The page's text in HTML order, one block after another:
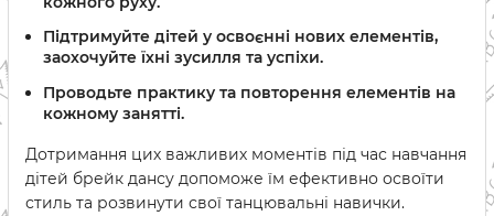
Підтримуйте дітей у освоєнні нових елементів,
заохочуйте їхні зусилля та успіхи.
Проводьте практику та повторення елементів на
кожному занятті.
Дотримання цих важливих моментів під час навчання
дітей брейк дансу допоможе їм ефективно освоїти
стиль та розвинути свої танцювальні навички.